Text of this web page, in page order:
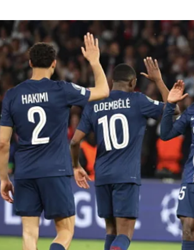
ליגה סינית
ליגה ברזילאית
ליגות נוספות